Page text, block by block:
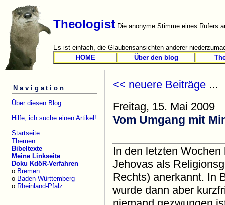
Theologist Die anonyme Stimme eines Rufers
Es ist einfach, die Glaubensansichten anderer
HOME
Über den blog
Navigation
Über diesen Blog
Hilfe, ich suche einen Artikel!
Startseite
Themen
Bibeltexte
Meine Linkseite
Doku KdöR-Verfahren
o Bremen
o Baden-Württemberg
o Rheinland-Pfalz
<< neuere Beiträge ...
Freitag, 15. Mai 2009
Vom Umgang mit
In den letzten
Jehovas als
Rechts) anerkannt. In
wurde dann aber